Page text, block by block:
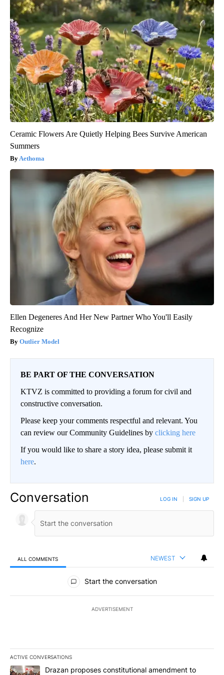
Ceramic Flowers Are Quietly Helping Bees Survive American
Summers
Aethoma
Ellen Degeneres And Her New Partner Who You'll Easily
Recognize
Outlier Model
BE PART OF THE CONVERSATION
KTVZ is committed to providing a forum for civil and
constructive conversation.
Please keep your comments respectful and relevant. You
can review our Community Guidelines by clicking here
If you would like to share a story idea, please submit it
here.
Conversation LOG IN SIGN UP
ALL COMMENTS NEWEST
All Comments
Start the conversation
ADVERTISEMENT
ACTIVE CONVERSATIONS
The following is a list of the most commented articles in the last
A trending article titled "Drazan proposes constitutional
Drazan proposes constitutional amendment to